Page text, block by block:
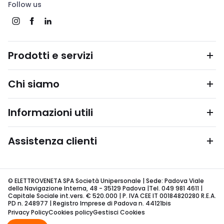
Follow us
Prodotti e servizi
Chi siamo
Informazioni utili
Assistenza clienti
© ELETTROVENETA SPA Società Unipersonale | Sede: Padova Viale
della Navigazione Interna, 48 - 35129 Padova |Tel. 049 981 4611 |
Capitale Sociale int.vers. € 520.000 | P. IVA CEE IT 00184820280 R.E.A.
PD n. 248977 | Registro Imprese di Padova n. 44121bis
Privacy PolicyCookies policyGestisci Cookies